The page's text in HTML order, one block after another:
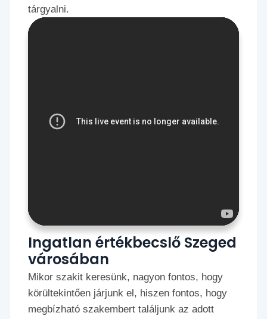
tárgyalni.
Ingatlan értékbecslő Szeged
városában
Mikor szakit keresünk, nagyon fontos, hogy
körültekintően járjunk el, hiszen fontos, hogy
megbízható szakembert találjunk az adott